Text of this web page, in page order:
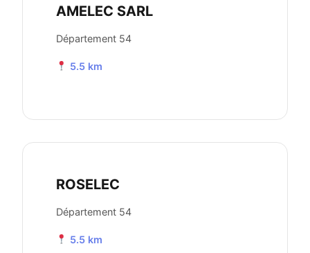
AMELEC SARL
Département 54
5.5 km
ROSELEC
Département 54
5.5 km